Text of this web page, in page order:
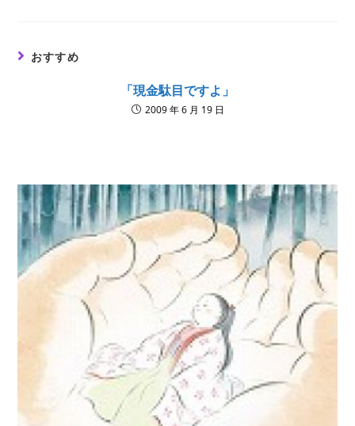
おすすめ
「現金駄目ですよ」
2009 年 6 月 19 日